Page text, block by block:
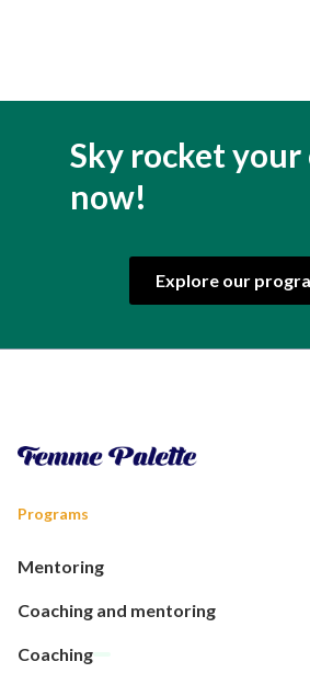
Sky rocket your
now!
Explore our
Programs
Mentoring
Coaching and mentoring
Coaching